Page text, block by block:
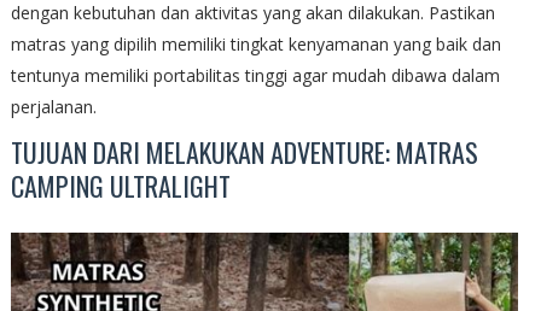
dengan kebutuhan dan aktivitas yang akan dilakukan. Pastikan
matras yang dipilih memiliki tingkat kenyamanan yang baik dan
tentunya memiliki portabilitas tinggi agar mudah dibawa dalam
perjalanan.
TUJUAN DARI MELAKUKAN ADVENTURE: MATRAS
CAMPING ULTRALIGHT